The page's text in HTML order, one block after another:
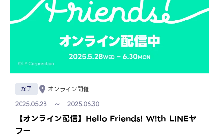
終了 オンライン開催
2025.05.28 ～ 2025.06.30
【オンライン配信】Hello Friends! W!th LINEヤ
フー